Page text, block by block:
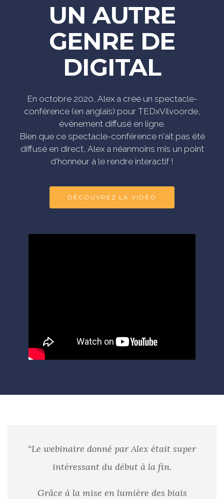
UN AUTRE
GENRE DE
DIGITAL
En octobre 2020, Alex a créé un spectacle-
conférence (en anglais) pour TEDxVilvoorde,
évènement diffusé en ligne.
Bien que ce spectacle-conférence n'ait pas été
diffusé en direct, Alex a néanmoins mis un point
d'honneur à le rendre interactif !
DÉCOUVREZ LA VIDÉO
“Le webinaire donné par Alex était super
intéressant du début à la fin.
Grâce à la mise en lumière des biais